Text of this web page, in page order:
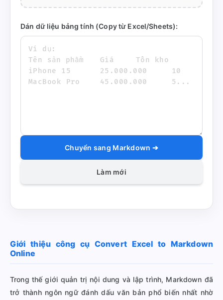
Dán dữ liệu bảng tính (Copy từ Excel/Sheets):
Chuyển sang Markdown ➔
Làm mới
Giới thiệu công cụ Convert Excel to Markdown
Online
Trong thế giới quản trị nội dung và lập trình, Markdown đã
trở thành ngôn ngữ đánh dấu văn bản phổ biến nhất nhờ